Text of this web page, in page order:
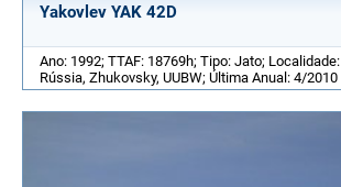
Yakovlev YAK 42D
Ano: 1992; TTAF: 18769h; Tipo: Jato; Localidade:
Rússia, Zhukovsky, UUBW; Última Anual: 4/2010